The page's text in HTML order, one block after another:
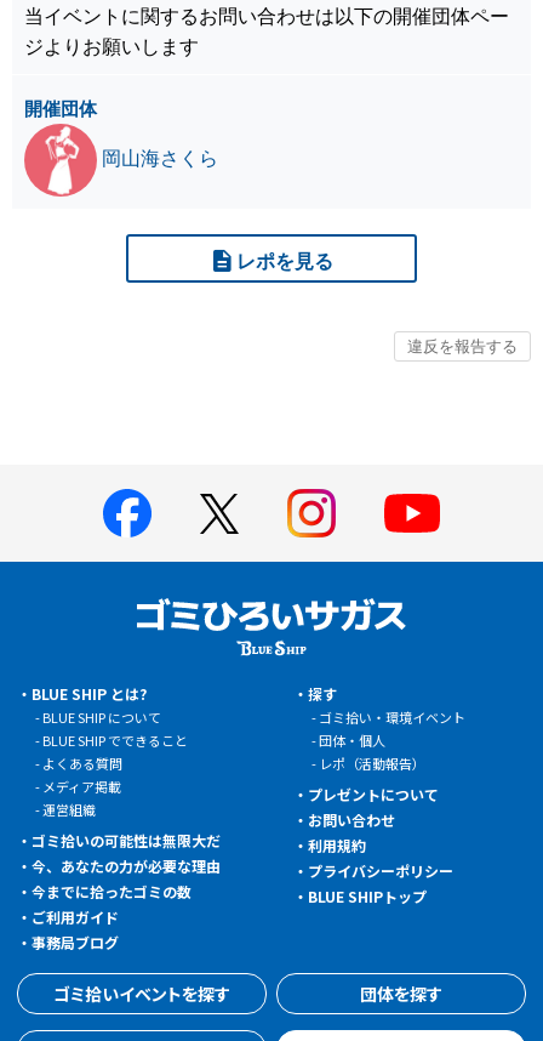
当イベントに関するお問い合わせは以下の開催団体ペー
ジよりお願いします
開催団体
岡山海さくら
レポを見る
BLUE SHIP とは?
BLUE SHIP について
BLUE SHIP でできること
よくある質問
メディア掲載
運営組織
ゴミ拾いの可能性は無限大だ
今、あなたの力が必要な理由
今までに拾ったゴミの数
ご利用ガイド
事務局ブログ
探す
ゴミ拾い・環境イベント
団体・個人
レポ（活動報告）
プレゼントについて
お問い合わせ
利用規約
プライバシーポリシー
BLUE SHIPトップ
ゴミ拾いイベントを探す 団体を探す